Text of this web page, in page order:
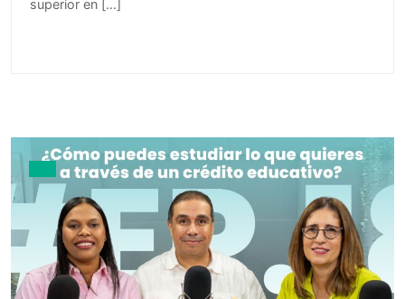
superior en […]